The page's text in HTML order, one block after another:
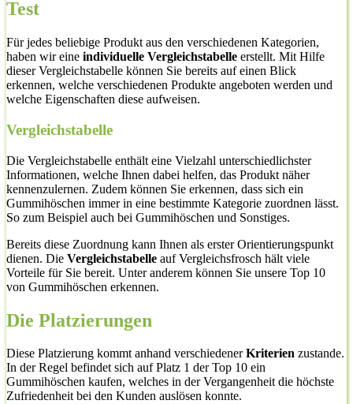
Test
Für jedes beliebige Produkt aus den verschiedenen Kategorien,
haben wir eine individuelle Vergleichstabelle erstellt. Mit Hilfe
dieser Vergleichstabelle können Sie bereits auf einen Blick
erkennen, welche verschiedenen Produkte angeboten werden und
welche Eigenschaften diese aufweisen.
Vergleichstabelle
Die Vergleichstabelle enthält eine Vielzahl unterschiedlichster
Informationen, welche Ihnen dabei helfen, das Produkt näher
kennenzulernen. Zudem können Sie erkennen, dass sich ein
Gummihöschen immer in eine bestimmte Kategorie zuordnen lässt.
So zum Beispiel auch bei Gummihöschen und Sonstiges.
Bereits diese Zuordnung kann Ihnen als erster Orientierungspunkt
dienen. Die Vergleichstabelle auf Vergleichsfrosch hält viele
Vorteile für Sie bereit. Unter anderem können Sie unsere Top 10
von Gummihöschen erkennen.
Die Platzierungen
Diese Platzierung kommt anhand verschiedenerKriterien zustande.
In der Regel befindet sich auf Platz 1 der Top 10 ein
Gummihöschen kaufen, welches in der Vergangenheit die höchste
Zufriedenheit bei den Kunden auslösen konnte.